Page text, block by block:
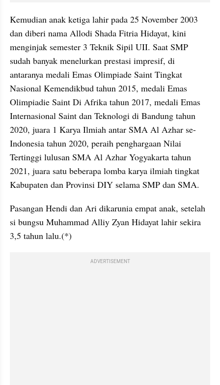
Kemudian anak ketiga lahir pada 25 November 2003
dan diberi nama Allodi Shada Fitria Hidayat, kini
menginjak semester 3 Teknik Sipil UII. Saat SMP
sudah banyak menelurkan prestasi impresif, di
antaranya medali Emas Olimpiade Saint Tingkat
Nasional Kemendikbud tahun 2015, medali Emas
Olimpiadie Saint Di Afrika tahun 2017, medali Emas
Internasional Saint dan Teknologi di Bandung tahun
2020, juara 1 Karya Ilmiah antar SMA Al Azhar se-
Indonesia tahun 2020, peraih penghargaan Nilai
Tertinggi lulusan SMA Al Azhar Yogyakarta tahun
2021, juara satu beberapa lomba karya ilmiah tingkat
Kabupaten dan Provinsi DIY selama SMP dan SMA.
Pasangan Hendi dan Ari dikarunia empat anak, setelah
si bungsu Muhammad Alliy Zyan Hidayat lahir sekira
3,5 tahun lalu.(*)
ADVERTISEMENT